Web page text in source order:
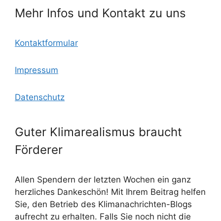
Mehr Infos und Kontakt zu uns
Kontaktformular
Impressum
Datenschutz
Guter Klimarealismus braucht
Förderer
Allen Spendern der letzten Wochen ein ganz
herzliches Dankeschön! Mit Ihrem Beitrag helfen
Sie, den Betrieb des Klimanachrichten-Blogs
aufrecht zu erhalten. Falls Sie noch nicht die